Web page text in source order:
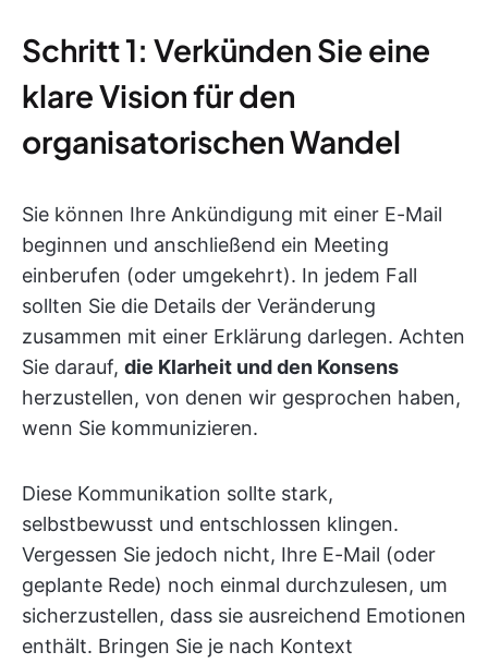
Schritt 1: Verkünden Sie eine
klare Vision für den
organisatorischen Wandel
Sie können Ihre Ankündigung mit einer E-Mail
beginnen und anschließend ein Meeting
einberufen (oder umgekehrt). In jedem Fall
sollten Sie die Details der Veränderung
zusammen mit einer Erklärung darlegen. Achten
Sie darauf, die Klarheit und den Konsens
herzustellen, von denen wir gesprochen haben,
wenn Sie kommunizieren.
Diese Kommunikation sollte stark,
selbstbewusst und entschlossen klingen.
Vergessen Sie jedoch nicht, Ihre E-Mail (oder
geplante Rede) noch einmal durchzulesen, um
sicherzustellen, dass sie ausreichend Emotionen
enthält. Bringen Sie je nach Kontext